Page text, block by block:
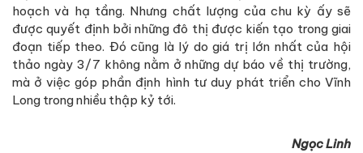
hoạch và hạ tầng. Nhưng chất lượng của chu kỳ ấy sẽ
được quyết định bởi những đô thị được kiến tạo trong giai
đoạn tiếp theo. Đó cũng là lý do giá trị lớn nhất của hội
thảo ngày 3/7 không nằm ở những dự báo về thị trường,
mà ở việc góp phần định hình tư duy phát triển cho Vĩnh
Long trong nhiều thập kỷ tới.
Ngọc Linh